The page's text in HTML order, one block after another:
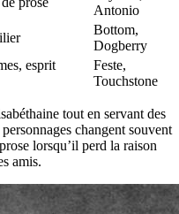
Antonio
Bottom,
Dogberry
esprit
Feste,
Touchstone
tout en servant des
changent souvent
lorsqu’il perd la raison
amis.